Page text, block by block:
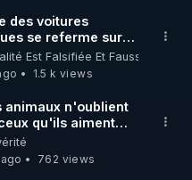
(stages,
des voitures
se referme sur
!
Est Falsifiée Et Fausse
1.5 k views
animaux n'oublient
qu'ils aiment…
762 views